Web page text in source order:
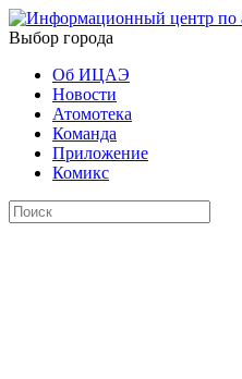
Выбор города
Об ИЦАЭ
Новости
Атомотека
Команда
Приложение
Комикс